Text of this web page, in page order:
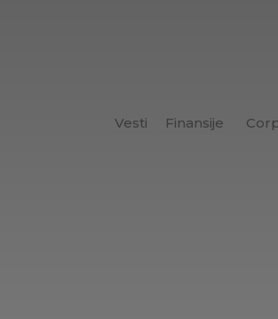
Vesti Finansije